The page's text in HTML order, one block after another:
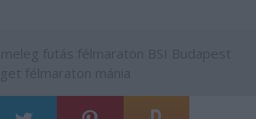
meleg futás félmaraton BSI Budapest
félmaraton mánia